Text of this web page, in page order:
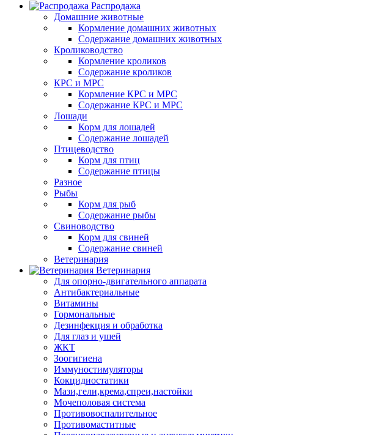
Распродажа
Домашние животные
Кормление домашних животных
Содержание домашних животных
Кролиководство
Кормление кроликов
Содержание кроликов
КРС и МРС
Кормление КРС и МРС
Содержание КРС и МРС
Лошади
Корм для лошадей
Содержание лошадей
Птицеводство
Корм для птиц
Содержание птицы
Разное
Рыбы
Корм для рыб
Содержание рыбы
Свиноводство
Корм для свиней
Содержание свиней
Ветеринария
Ветеринария
Для опорно-двигательного аппарата
Антибактериальные
Витамины
Гормональные
Дезинфекция и обработка
Для глаз и ушей
ЖКТ
Зоогигиена
Иммуностимуляторы
Кокцидиостатики
Мази,гели,крема,спреи,настойки
Мочеполовая система
Противовоспалительное
Противомаститные